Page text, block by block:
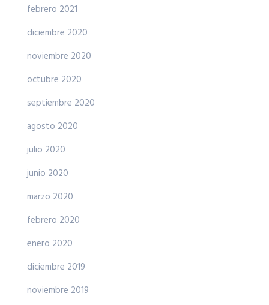
febrero 2021
diciembre 2020
noviembre 2020
octubre 2020
septiembre 2020
agosto 2020
julio 2020
junio 2020
marzo 2020
febrero 2020
enero 2020
diciembre 2019
noviembre 2019